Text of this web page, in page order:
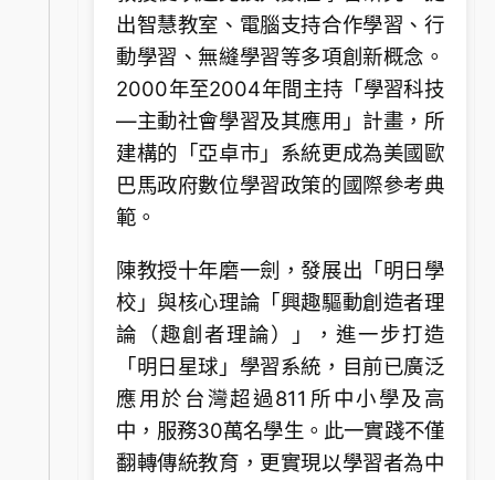
出智慧教室、電腦支持合作學習、行
動學習、無縫學習等多項創新概念。
2000年至2004年間主持「學習科技
—主動社會學習及其應用」計畫，所
建構的「亞卓市」系統更成為美國歐
巴馬政府數位學習政策的國際參考典
範。
陳教授十年磨一劍，發展出「明日學
校」與核心理論「興趣驅動創造者理
論（趣創者理論）」，進一步打造
「明日星球」學習系統，目前已廣泛
應用於台灣超過811所中小學及高
中，服務30萬名學生。此一實踐不僅
翻轉傳統教育，更實現以學習者為中